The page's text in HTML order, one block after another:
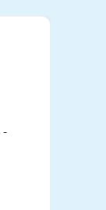
-